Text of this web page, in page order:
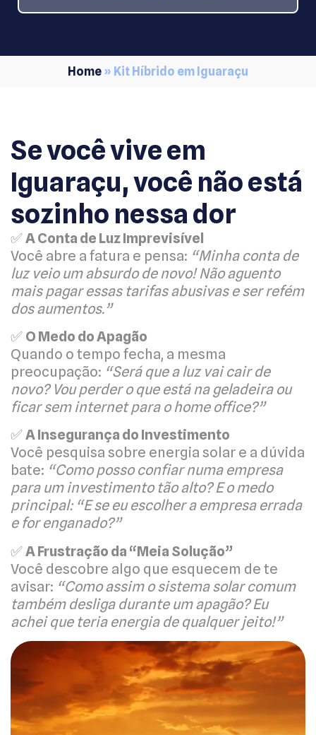
Home » Kit Híbrido em Iguaraçu
Se você vive em
Iguaraçu, você não está
sozinho nessa dor
✅A Conta de Luz Imprevisível
Você abre a fatura e pensa: “Minha conta de
luz veio um absurdo de novo! Não aguento
mais pagar essas tarifas abusivas e ser refém
dos aumentos.”
✅ O Medo do Apagão
Quando o tempo fecha, a mesma
preocupação: “Será que a luz vai cair de
novo? Vou perder o que está na geladeira ou
ficar sem internet para o home office?”
✅A Insegurança do Investimento
Você pesquisa sobre energia solar e a dúvida
bate: “Como posso confiar numa empresa
para um investimento tão alto? E o medo
principal: “E se eu escolher a empresa errada
e for enganado?”
✅A Frustração da “Meia Solução”
Você descobre algo que esquecem de te
avisar: “Como assim o sistema solar comum
também desliga durante um apagão? Eu
achei que teria energia de qualquer jeito!”